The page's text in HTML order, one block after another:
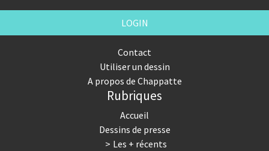
LOGIN
Contact
Utiliser un dessin
A propos de Chappatte
Rubriques
Accueil
Dessins de presse
Les + récents